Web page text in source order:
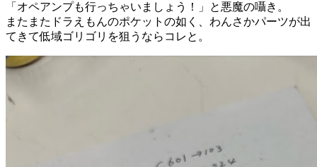
「オペアンプも行っちゃいましょう！」と悪魔の囁き。
またまたドラえもんのポケットの如く、わんさかパーツが出
てきて低域ゴリゴリを狙うならコレと。